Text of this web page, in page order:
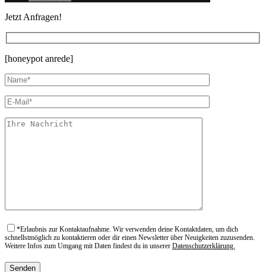
Jetzt Anfragen!
[honeypot anrede]
*Erlaubnis zur Kontaktaufnahme. Wir verwenden deine Kontaktdaten, um dich
schnellstmöglich zu kontaktieren oder dir einen Newsletter über Neuigkeiten zuzusenden.
Weitere Infos zum Umgang mit Daten findest du in unserer Datenschutzerklärung.